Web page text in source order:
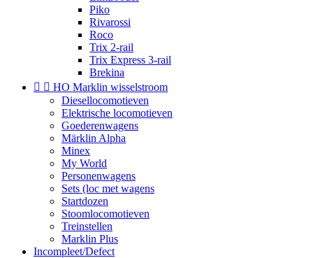
Piko
Rivarossi
Roco
Trix 2-rail
Trix Express 3-rail
Brekina
  HO Marklin wisselstroom
Diesellocomotieven
Elektrische locomotieven
Goederenwagens
Märklin Alpha
Minex
My World
Personenwagens
Sets (loc met wagens
Startdozen
Stoomlocomotieven
Treinstellen
Marklin Plus
Incompleet/Defect